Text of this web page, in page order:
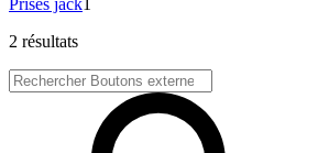
Prises jack1
2 résultats